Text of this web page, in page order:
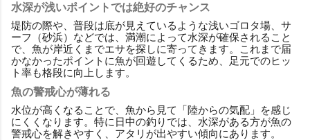
水深が浅いポイントでは絶好のチャンス
堤防の際や、普段は底が見えているような浅いゴロタ場、サ
ーフ（砂浜）などでは、満潮によって水深が確保されること
で、魚が岸近くまでエサを探しに寄ってきます。これまで届
かなかったポイントに魚が回遊してくるため、足元でのヒッ
ト率も格段に向上します。
魚の警戒心が薄れる
水位が高くなることで、魚から見て「陸からの気配」を感じ
にくくなります。特に日中の釣りでは、水深がある方が魚の
警戒心を解きやすく、アタリが出やすい傾向にあります。